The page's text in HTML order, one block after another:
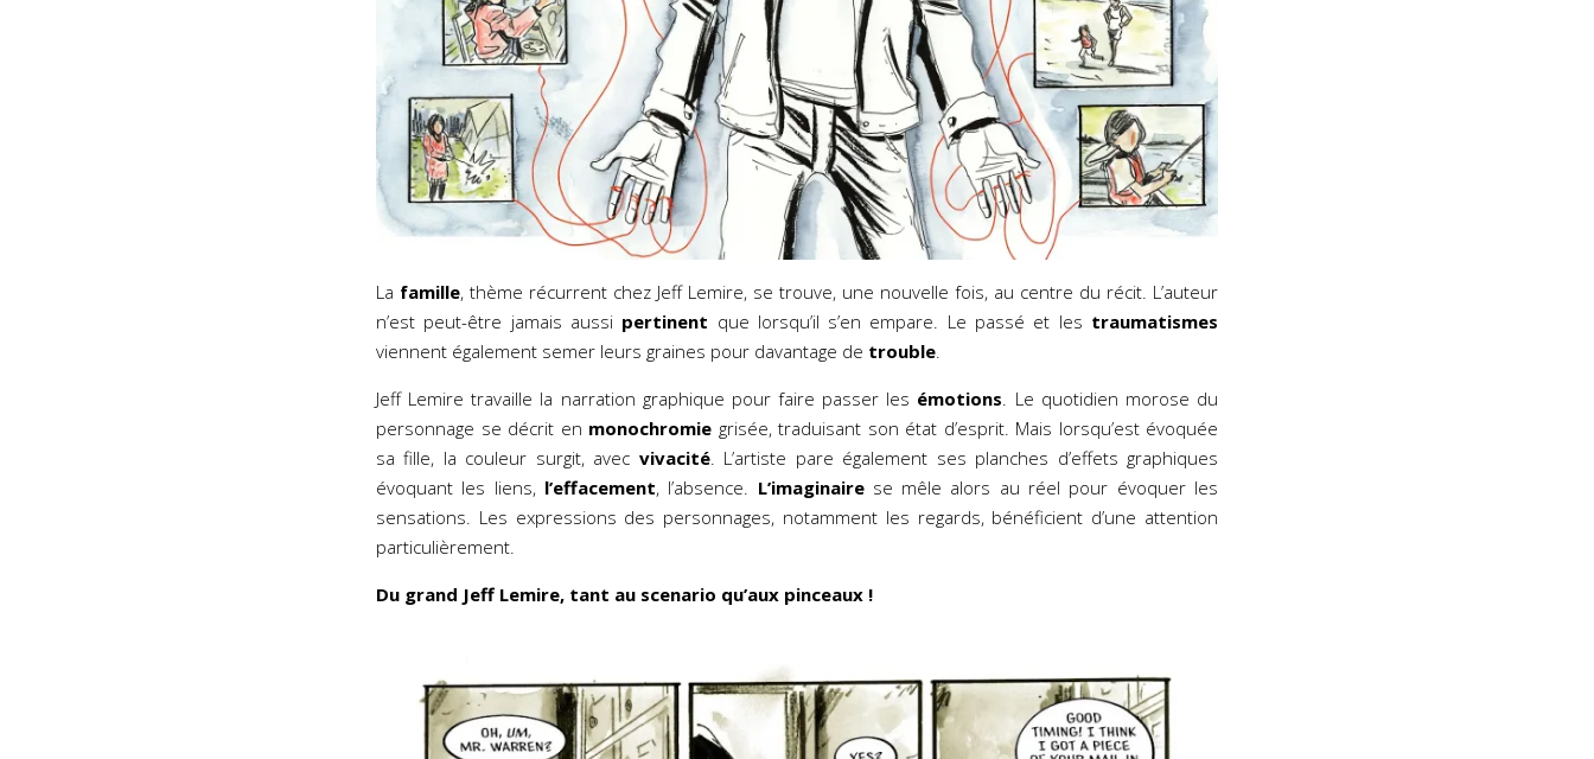
La famille, thème récurrent chez Jeff Lemire, se trouve, une nouvelle fois, au centre du récit. L’auteur
n’est peut-être jamais aussi pertinent que lorsqu’il s’en empare. Le passé et les traumatismes
viennent également semer leurs graines pour davantage de trouble
Jeff Lemire travaille la narration graphique pour faire passer les émotions . Le quotidien morose du
personnage se décrit en monochromie grisée, traduisant son état d’esprit. Mais lorsqu’est évoquée
sa fille, la couleur surgit, avec vivacité. L’artiste pare également ses planches d’effets graphiques
évoquant les liens, l’effacement, l’absence. L’imaginairese mêle alors au réel pour évoquer les
sensations. Les expressions des personnages, notamment les regards, bénéficient d’une attention
particulièrement.
Du grand Jeff Lemire, tant au scenario qu’aux pinceaux !